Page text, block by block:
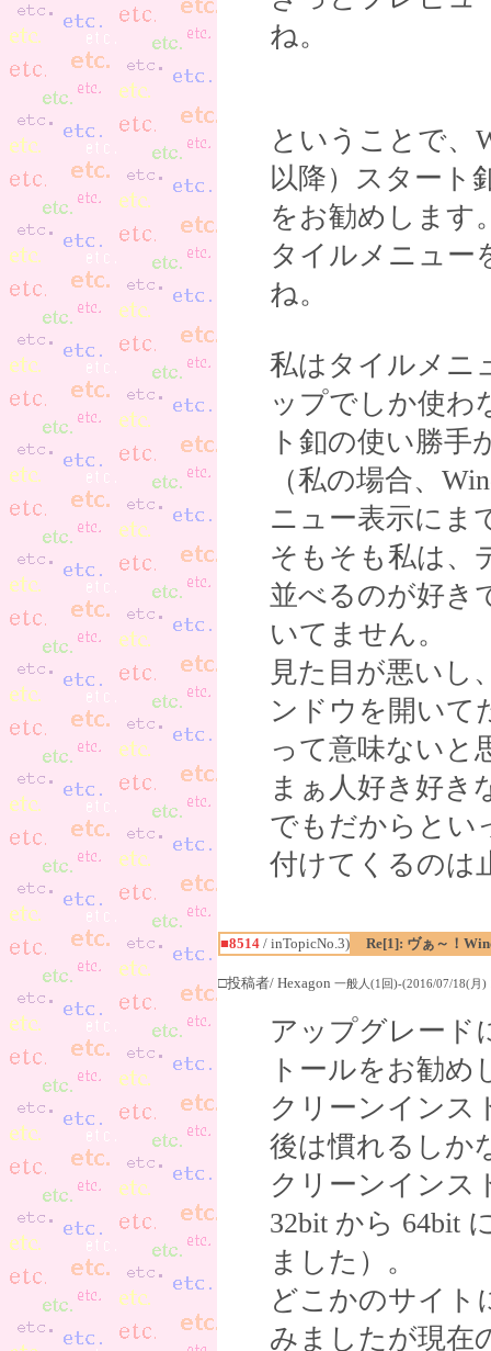
ね。
ということで、
以降）スタート
をお勧めします
タイルメニュー
ね。
私はタイルメニ
ップでしか使わ
ト釦の使い勝手
（私の場合、
ニュー表示にま
そもそも私は、
並べるのが好き
いてません。
見た目が悪いし
ンドウを開いて
って意味ないと
まぁ人好き好き
でもだからとい
付けてくるのは
■8514 / inTopicNo.3) Re[1]: ヴぁ～！
□投稿者/ Hexagon 一般人(1回)-(2016/07/18(月)
アップグレード
トールをお勧め
クリーンインス
後は慣れるしか
クリーンインス
32bit から 64bit
ました）。
どこかのサイト
みましたが現在